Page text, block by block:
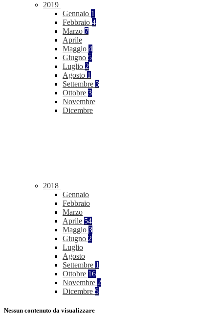
2019
Gennaio 1
Febbraio 4
Marzo 7
Aprile
Maggio 4
Giugno 5
Luglio 2
Agosto 1
Settembre 3
Ottobre 3
Novembre
Dicembre
2018
Gennaio
Febbraio
Marzo
Aprile 54
Maggio 3
Giugno 2
Luglio
Agosto
Settembre 1
Ottobre 16
Novembre 2
Dicembre 5
Nessun contenuto da visualizzare